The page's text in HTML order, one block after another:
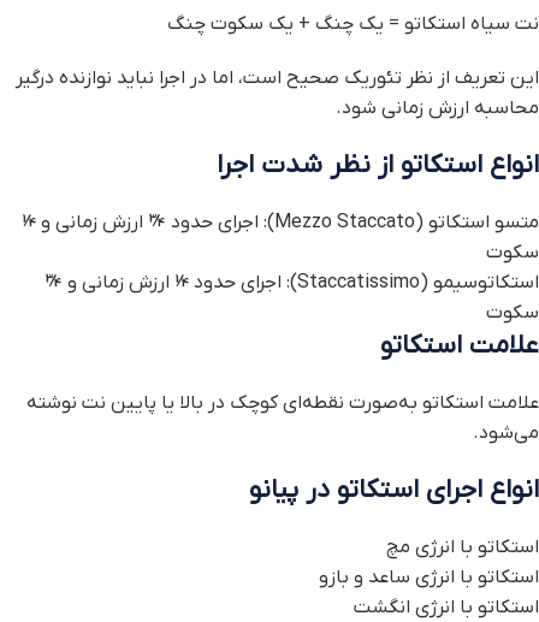
نت سیاه استکاتو = یک چنگ + یک سکوت چنگ
این تعریف از نظر تئوریک صحیح است، اما در اجرا نباید نوازنده درگیر
محاسبه ارزش زمانی شود.
انواع استکاتو از نظر شدت اجرا
متسو استکاتو (Mezzo Staccato): اجرای حدود ¾ ارزش زمانی و ¼
سکوت
استکاتوسیمو (Staccatissimo): اجرای حدود ¼ ارزش زمانی و ¾
سکوت
علامت استکاتو
علامت استکاتو به‌صورت نقطه‌ای کوچک در بالا یا پایین نت نوشته
می‌شود.
انواع اجرای استکاتو در پیانو
استکاتو با انرژی مچ
استکاتو با انرژی ساعد و بازو
استکاتو با انرژی انگشت